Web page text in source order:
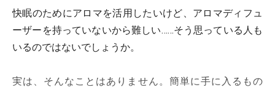
快眠のためにアロマを活用したいけど、アロマディフュ
ーザーを持っていないから難しい……そう思っている人も
いるのではないでしょうか。
実は、そんなことはありません。簡単に手に入るもの